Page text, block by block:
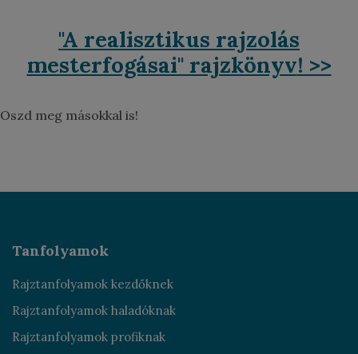
"A realisztikus rajzolás
mesterfogásai" rajzkönyv! >>
Oszd meg másokkal is!
Tanfolyamok
Rajztanfolyamok kezdőknek
Rajztanfolyamok haladóknak
Rajztanfolyamok profiknak